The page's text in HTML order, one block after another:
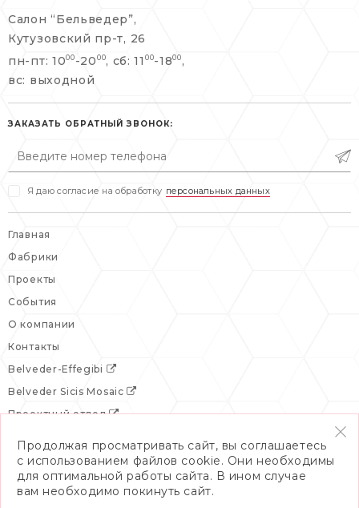
info@belveder-e.ru
пн-пт: 10:00-20:00
сб, вс: выходной
+7 495 477 45 43
info@belveder-e.ru
пн-пт: 10:00-19:00
сб: выходной
Салон “Бельведер”,
Кутузовский пр-т, 26
пн-пт: 1000 -20 00, сб: 11 00-1800 ,
вс: выходной
ЗАКАЗАТЬ ОБРАТНЫЙ ЗВОНОК:
Я даю согласие на обработку персональных данных
Главная
Фабрики
Проекты
События
О компании
Контакты
Belveder-Effegibi
Belveder Sicis Mosaic
Проектный отдел
Продолжая просматривать сайт, вы соглашаетесь
с использованием файлов cookie. Они необходимы
для оптимальной работы сайта. В ином случае
вам необходимо покинуть сайт.